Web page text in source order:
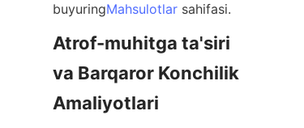
buyuringMahsulotlar
Atrof-muhitga ta'siri
va Barqaror Konchilik